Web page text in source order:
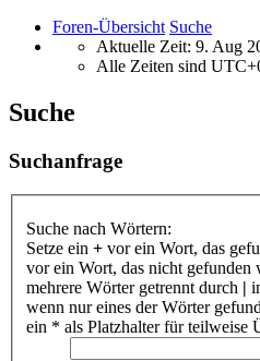
Foren-Übersicht Suche
Aktuelle Zeit: 9. Aug
Alle Zeiten sind
Suche
Suchanfrage
Suche nach Wörtern:
Setze ein + vor ein Wort, das
vor ein Wort, das nicht gefunden
mehrere Wörter getrennt durch |
wenn nur eines der Wörter
ein * als Platzhalter für teilweise